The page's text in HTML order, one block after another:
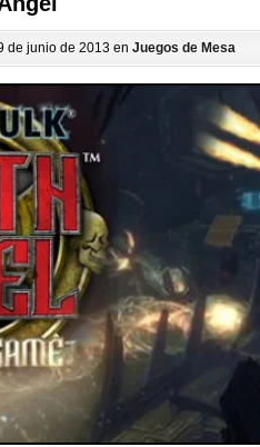
de junio de 2013 en Juegos de Mesa